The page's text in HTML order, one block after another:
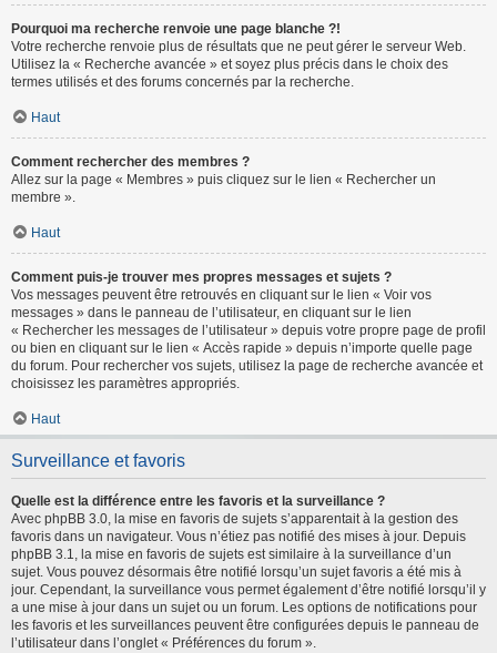
Pourquoi ma recherche renvoie une page blanche ?!
Votre recherche renvoie plus de résultats que ne peut gérer le serveur Web.
Utilisez la « Recherche avancée » et soyez plus précis dans le choix des
termes utilisés et des forums concernés par la recherche.
Haut
Comment rechercher des membres ?
Allez sur la page « Membres » puis cliquez sur le lien « Rechercher un
membre ».
Haut
Comment puis-je trouver mes propres messages et sujets ?
Vos messages peuvent être retrouvés en cliquant sur le lien « Voir vos
messages » dans le panneau de l’utilisateur, en cliquant sur le lien
« Rechercher les messages de l’utilisateur » depuis votre propre page de profil
ou bien en cliquant sur le lien « Accès rapide » depuis n’importe quelle page
du forum. Pour rechercher vos sujets, utilisez la page de recherche avancée et
choisissez les paramètres appropriés.
Haut
Surveillance et favoris
Quelle est la différence entre les favoris et la surveillance ?
Avec phpBB 3.0, la mise en favoris de sujets s’apparentait à la gestion des
favoris dans un navigateur. Vous n’étiez pas notifié des mises à jour. Depuis
phpBB 3.1, la mise en favoris de sujets est similaire à la surveillance d’un
sujet. Vous pouvez désormais être notifié lorsqu’un sujet favoris a été mis à
jour. Cependant, la surveillance vous permet également d’être notifié lorsqu’il y
a une mise à jour dans un sujet ou un forum. Les options de notifications pour
les favoris et les surveillances peuvent être configurées depuis le panneau de
l’utilisateur dans l’onglet « Préférences du forum ».